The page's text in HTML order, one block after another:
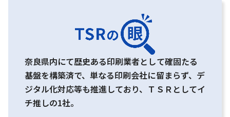
奈良県内にて歴史ある印刷業者として確固たる
基盤を構築済で、単なる印刷会社に留まらず、デ
ジタル化対応等も推進しており、ＴＳＲとしてイ
チ推しの1社。